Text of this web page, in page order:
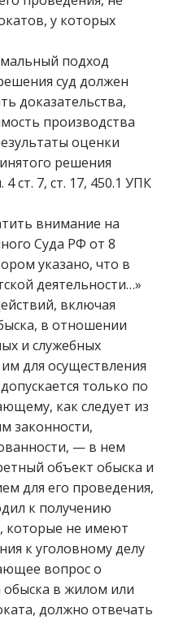
у которых
подход
суд должен
доказательства,
производства
оценки
решения
ст. 7, ст. 17, 450.1 УПК
внимание на
Суда РФ от 8
указано, что в
деятельности…»
включая
в отношении
и служебных
для осуществления
только по
как следует из
законности,
— в нем
объект обыска и
для его проведения,
к получению
которые не имеют
к уголовному делу
вопрос о
в жилом или
должно отвечать